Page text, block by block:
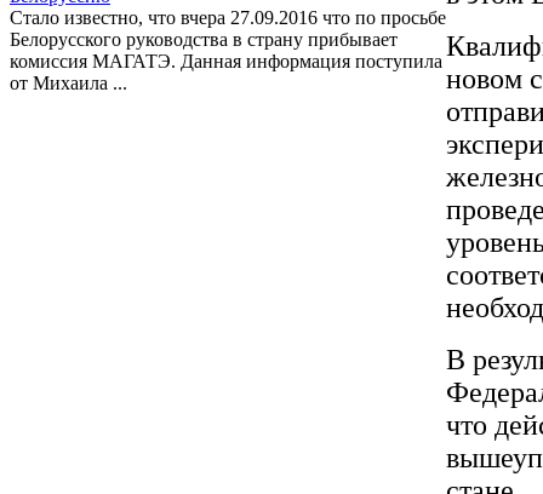
Стало известно, что вчера 27.09.2016 что по просьбе
Белорусского руководства в страну прибывает
комиссия МАГАТЭ. Данная информация поступила
от Михаила ...
новом
В
что